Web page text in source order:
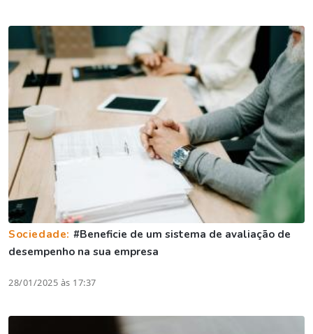
Sociedade: #Beneficie de um sistema de avaliação de
desempenho na sua empresa
28/01/2025 às 17:37